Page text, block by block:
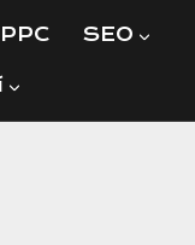
PPC SEO